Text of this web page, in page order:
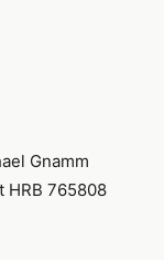
Gnamm
HRB 765808